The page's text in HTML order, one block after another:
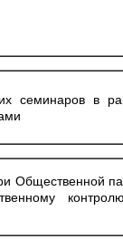
семинаров в
Общественной